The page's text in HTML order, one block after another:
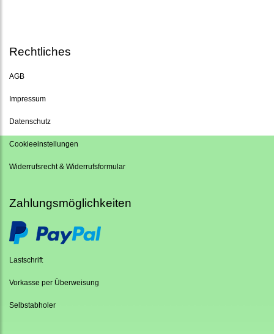
Rechtliches
AGB
Impressum
Datenschutz
Cookieeinstellungen
Widerrufsrecht & Widerrufsformular
Zahlungsmöglichkeiten
Lastschrift
Vorkasse per Überweisung
Selbstabholer